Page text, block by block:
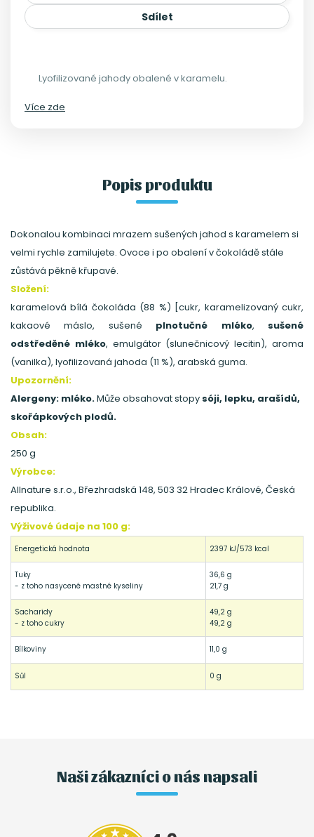
Sdílet
Lyofilizované jahody obalené v karamelu.
Více zde
Popis produktu
Dokonalou kombinaci mrazem sušených jahod s karamelem si
velmi rychle zamilujete. Ovoce i po obalení v čokoládě stále
zůstává pěkně křupavé.
Složení:
karamelová bílá čokoláda (88 %) [cukr, karamelizovaný cukr,
kakaové máslo, sušené plnotučné mléko, sušené
odstředěné mléko, emulgátor (slunečnicový lecitin), aroma
(vanilka), lyofilizovaná jahoda (11 %), arabská guma.
Upozornění:
Alergeny: mléko.Může obsahovat stopy sóji, lepku, arašídů,
skořápkových plodů.
Obsah:
250 g
Výrobce:
Allnature s.r.o., Březhradská 148, 503 32 Hradec Králové, Česká
republika.
Výživové údaje na 100 g:
Energetická hodnota 2397 kJ/573 kcal
Tuky
- z toho nasycené mastné kyseliny
36,6 g
21,7 g
Sacharidy
- z toho cukry
49,2 g
49,2 g
Bílkoviny 11,0 g
Sůl 0 g
Naši zákazníci o nás napsali